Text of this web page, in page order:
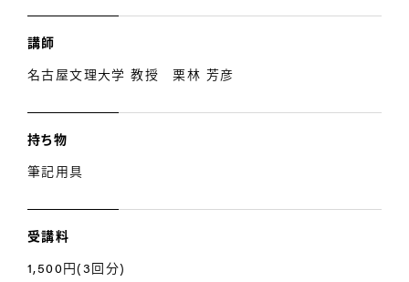
講師
名古屋文理大学 教授 栗林 芳彦
持ち物
筆記用具
受講料
1,500円(3回分)